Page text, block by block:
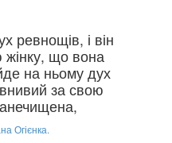
ревнощів, і він
жінку, що вона
на ньому дух
за свою
Огієнка.